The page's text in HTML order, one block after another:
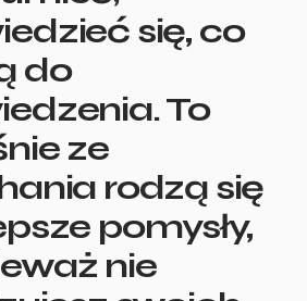
się, co
do
To
ze
rodzą się
pomysły,
nie